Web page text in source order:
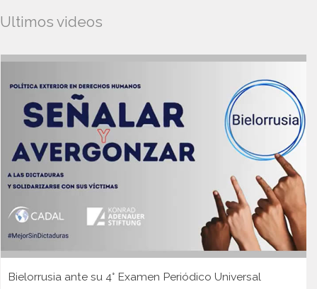
Ultimos videos
Bielorrusia ante su 4° Examen Periódico Universal